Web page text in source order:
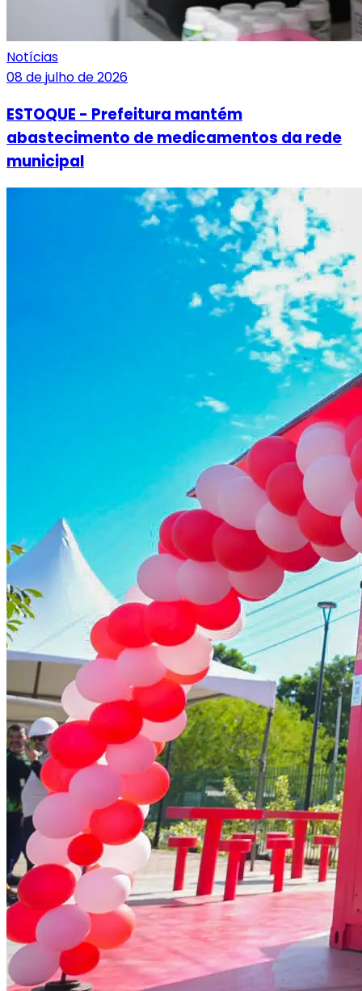
Notícias
08 de julho de 2026
ESTOQUE - Prefeitura mantém
abastecimento de medicamentos da rede
municipal